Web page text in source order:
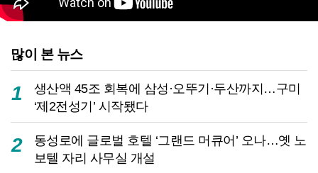
많이 본 뉴스
1
생산액 45조 회복에 삼성·오뚜기·두산까지…구미
‘제2전성기’ 시작됐다
2
동성로에 글로벌 호텔 ‘그랜드 머큐어’ 오나…옛 노
보텔 자리 사무실 개설